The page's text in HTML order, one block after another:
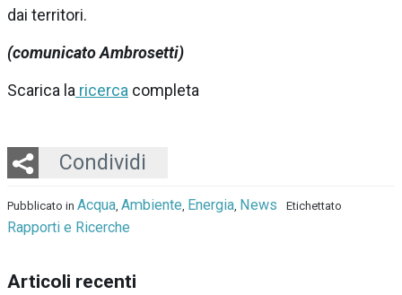
dai territori.
(comunicato Ambrosetti)
Scarica la ricerca completa
Condividi
Twitter
LinkedIn
Email
Whatsapp
Pubblicato in Acqua, Ambiente, Energia, News Etichettato
Rapporti e Ricerche
Articoli recenti